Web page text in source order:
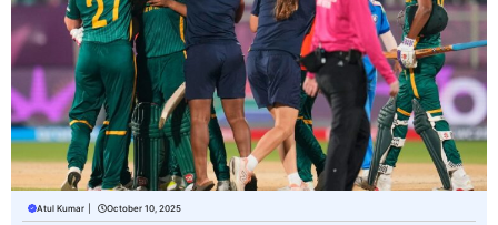
Atul Kumar October 10, 2025